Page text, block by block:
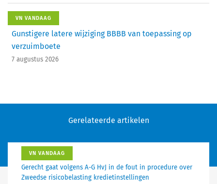
VN VANDAAG
Gunstigere latere wijziging BBBB van toepassing op
verzuimboete
7 augustus 2026
Gerelateerde artikelen
VN VANDAAG
Gerecht gaat volgens A-G HvJ in de fout in procedure over
Zweedse risicobelasting kredietinstellingen